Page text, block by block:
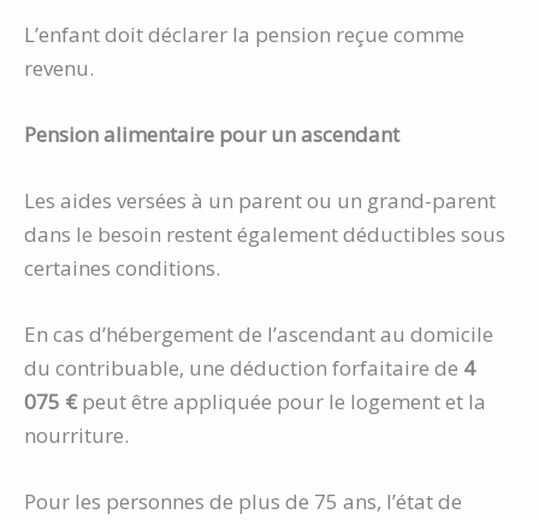
L’enfant doit déclarer la pension reçue comme
revenu.
Pension alimentaire pour un ascendant
Les aides versées à un parent ou un grand-parent
dans le besoin restent également déductibles sous
certaines conditions.
En cas d’hébergement de l’ascendant au domicile
du contribuable, une déduction forfaitaire de 4
075 €peut être appliquée pour le logement et la
nourriture.
Pour les personnes de plus de 75 ans, l’état de